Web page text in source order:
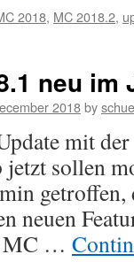
2018, MC 2018.2,
neu im
2018by
mit
jetzt sollen
neuen
MC …